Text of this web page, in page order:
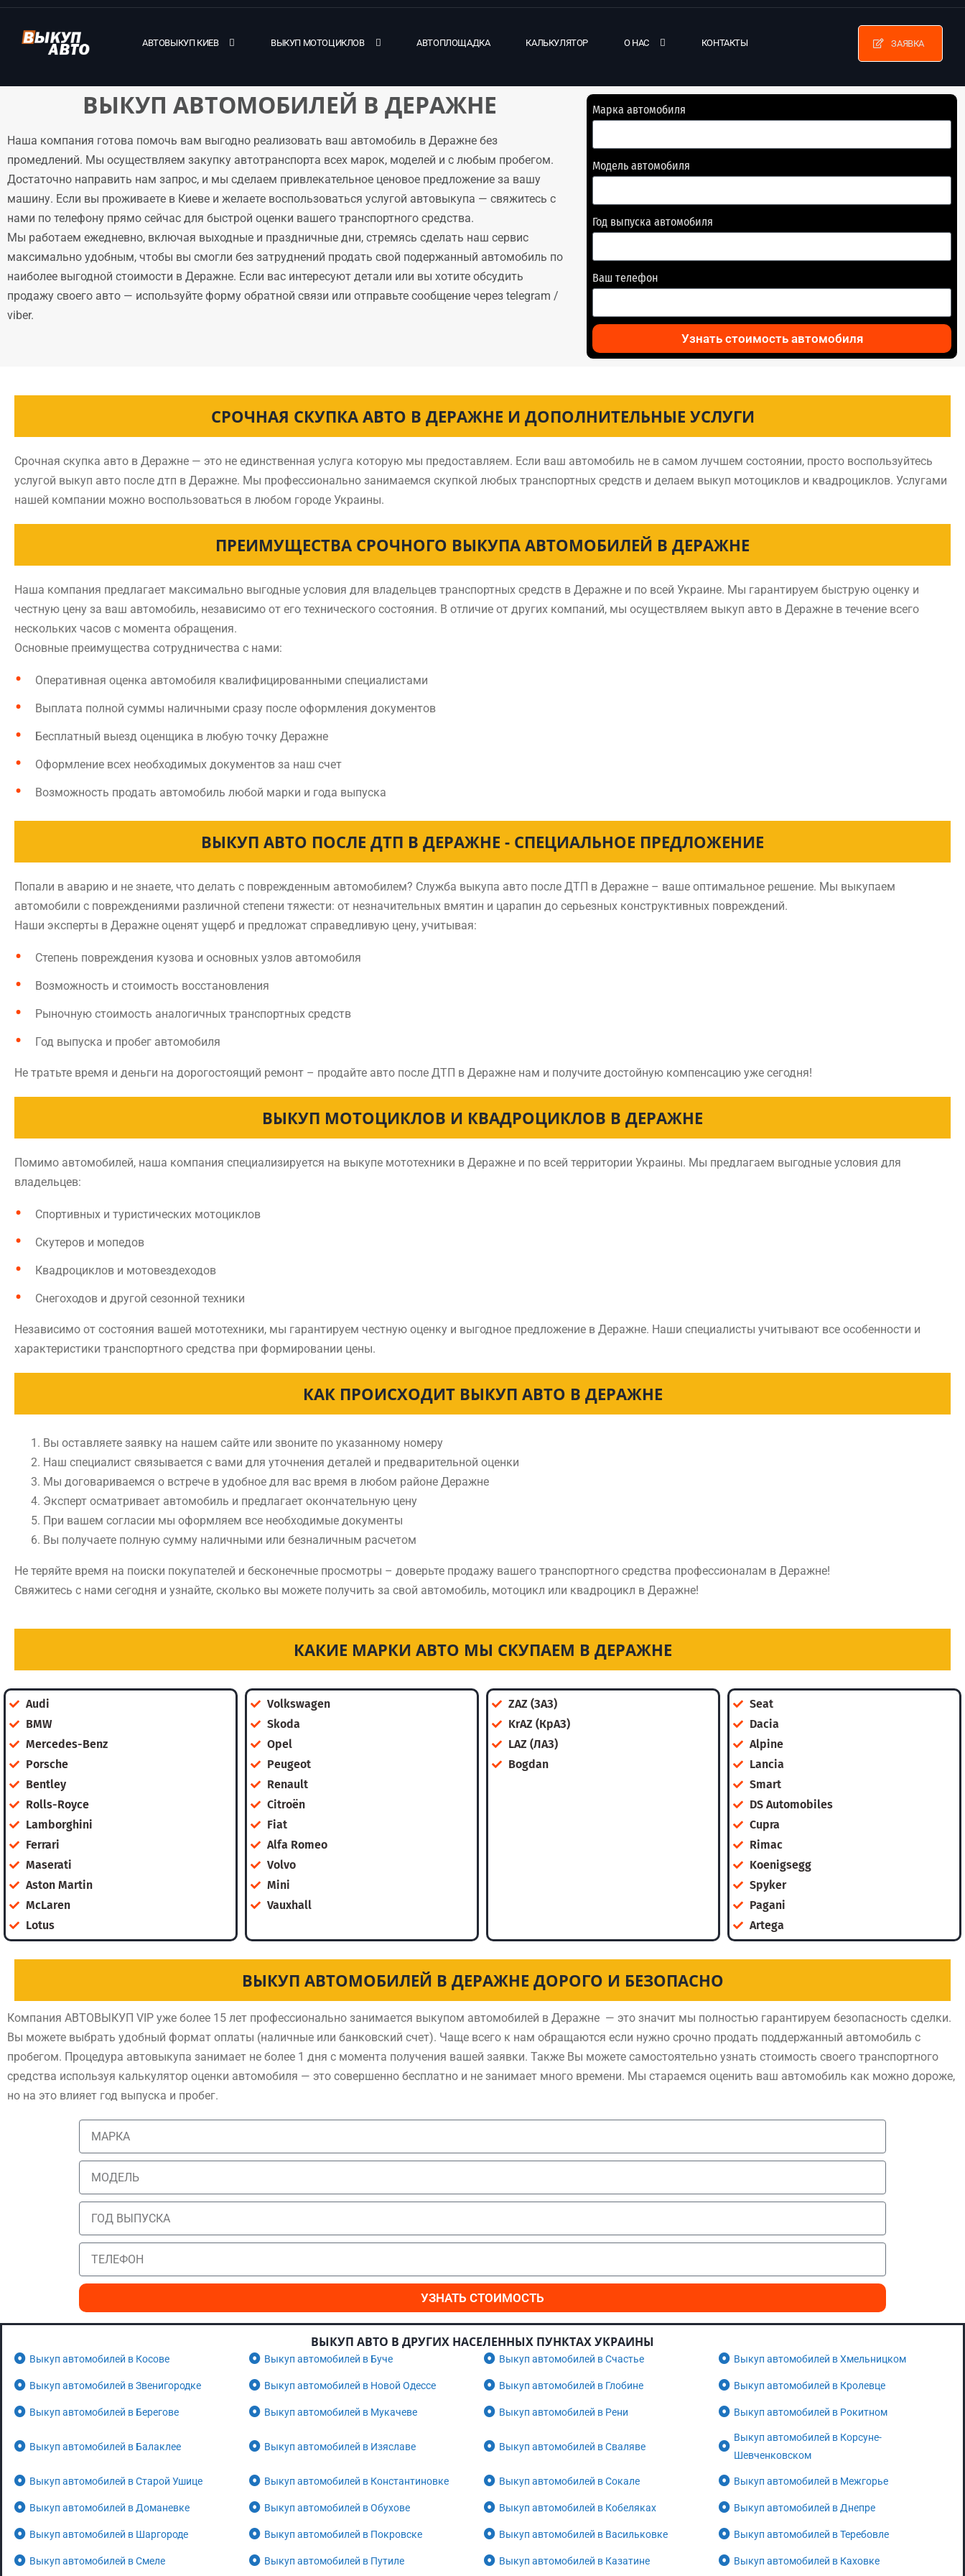
АВТОВЫКУП КИЕВ ВЫКУП МОТОЦИКЛОВ АВТОПЛОЩАДКА КАЛЬКУЛЯТОР О НАС КОНТАКТЫ ЗАЯВКА
ВЫКУП АВТОМОБИЛЕЙ В ДЕРАЖНЕ
Наша компания готова помочь вам выгодно реализовать ваш автомобиль в Деражне без
промедлений. Мы осуществляем закупку автотранспорта всех марок, моделей и с любым пробегом.
Достаточно направить нам запрос, и мы сделаем привлекательное ценовое предложение за вашу
машину. Если вы проживаете в Киеве и желаете воспользоваться услугой автовыкупа — свяжитесь с
нами по телефону прямо сейчас для быстрой оценки вашего транспортного средства.
Мы работаем ежедневно, включая выходные и праздничные дни, стремясь сделать наш сервис
максимально удобным, чтобы вы смогли без затруднений продать свой подержанный автомобиль по
наиболее выгодной стоимости в Деражне. Если вас интересуют детали или вы хотите обсудить
продажу своего авто — используйте форму обратной связи или отправьте сообщение через telegram /
viber.
Марка автомобиля
Модель автомобиля
Год выпуска автомобиля
Ваш телефон
Узнать стоимость автомобиля
СРОЧНАЯ СКУПКА АВТО В ДЕРАЖНЕ И ДОПОЛНИТЕЛЬНЫЕ УСЛУГИ
Срочная скупка авто в Деражне — это не единственная услуга которую мы предоставляем. Если ваш автомобиль не в самом лучшем состоянии, просто воспользуйтесь
услугой выкуп авто после дтп в Деражне. Мы профессионально занимаемся скупкой любых транспортных средств и делаем выкуп мотоциклов и квадроциклов. Услугами
нашей компании можно воспользоваться в любом городе Украины.
ПРЕИМУЩЕСТВА СРОЧНОГО ВЫКУПА АВТОМОБИЛЕЙ В ДЕРАЖНЕ
Наша компания предлагает максимально выгодные условия для владельцев транспортных средств в Деражне и по всей Украине. Мы гарантируем быструю оценку и
честную цену за ваш автомобиль, независимо от его технического состояния. В отличие от других компаний, мы осуществляем выкуп авто в Деражне в течение всего
нескольких часов с момента обращения.
Основные преимущества сотрудничества с нами:
Оперативная оценка автомобиля квалифицированными специалистами
Выплата полной суммы наличными сразу после оформления документов
Бесплатный выезд оценщика в любую точку Деражне
Оформление всех необходимых документов за наш счет
Возможность продать автомобиль любой марки и года выпуска
ВЫКУП АВТО ПОСЛЕ ДТП В ДЕРАЖНЕ - СПЕЦИАЛЬНОЕ ПРЕДЛОЖЕНИЕ
Попали в аварию и не знаете, что делать с поврежденным автомобилем? Служба выкупа авто после ДТП в Деражне – ваше оптимальное решение. Мы выкупаем
автомобили с повреждениями различной степени тяжести: от незначительных вмятин и царапин до серьезных конструктивных повреждений.
Наши эксперты в Деражне оценят ущерб и предложат справедливую цену, учитывая:
Степень повреждения кузова и основных узлов автомобиля
Возможность и стоимость восстановления
Рыночную стоимость аналогичных транспортных средств
Год выпуска и пробег автомобиля
Не тратьте время и деньги на дорогостоящий ремонт – продайте авто после ДТП в Деражне нам и получите достойную компенсацию уже сегодня!
ВЫКУП МОТОЦИКЛОВ И КВАДРОЦИКЛОВ В ДЕРАЖНЕ
Помимо автомобилей, наша компания специализируется на выкупе мототехники в Деражне и по всей территории Украины. Мы предлагаем выгодные условия для
владельцев:
Спортивных и туристических мотоциклов
Скутеров и мопедов
Квадроциклов и мотовездеходов
Снегоходов и другой сезонной техники
Независимо от состояния вашей мототехники, мы гарантируем честную оценку и выгодное предложение в Деражне. Наши специалисты учитывают все особенности и
характеристики транспортного средства при формировании цены.
КАК ПРОИСХОДИТ ВЫКУП АВТО В ДЕРАЖНЕ
Вы оставляете заявку на нашем сайте или звоните по указанному номеру
Наш специалист связывается с вами для уточнения деталей и предварительной оценки
Мы договариваемся о встрече в удобное для вас время в любом районе Деражне
Эксперт осматривает автомобиль и предлагает окончательную цену
При вашем согласии мы оформляем все необходимые документы
Вы получаете полную сумму наличными или безналичным расчетом
Не теряйте время на поиски покупателей и бесконечные просмотры – доверьте продажу вашего транспортного средства профессионалам в Деражне!
Свяжитесь с нами сегодня и узнайте, сколько вы можете получить за свой автомобиль, мотоцикл или квадроцикл в Деражне!
КАКИЕ МАРКИ АВТО МЫ СКУПАЕМ В ДЕРАЖНЕ
Audi
BMW
Mercedes-Benz
Porsche
Bentley
Rolls-Royce
Lamborghini
Ferrari
Maserati
Aston Martin
McLaren
Lotus
Volkswagen
Skoda
Opel
Peugeot
Renault
Citroën
Fiat
Alfa Romeo
Volvo
Mini
Vauxhall
ZAZ (ЗАЗ)
KrAZ (КрАЗ)
LAZ (ЛАЗ)
Bogdan
Seat
Dacia
Alpine
Lancia
Smart
DS Automobiles
Cupra
Rimac
Koenigsegg
Spyker
Pagani
Artega
ВЫКУП АВТОМОБИЛЕЙ В ДЕРАЖНЕ ДОРОГО И БЕЗОПАСНО
Компания АВТОВЫКУП VIP уже более 15 лет профессионально занимается выкупом автомобилей в Деражне — это значит мы полностью гарантируем безопасность сделки.
Вы можете выбрать удобный формат оплаты (наличные или банковский счет). Чаще всего к нам обращаются если нужно срочно продать поддержанный автомобиль с
пробегом. Процедура автовыкупа занимает не более 1 дня с момента получения вашей заявки. Также Вы можете самостоятельно узнать стоимость своего транспортного
средства используя калькулятор оценки автомобиля — это совершенно бесплатно и не занимает много времени. Мы стараемся оценить ваш автомобиль как можно дороже,
но на это влияет год выпуска и пробег.
УЗНАТЬ СТОИМОСТЬ
ВЫКУП АВТО В ДРУГИХ НАСЕЛЕННЫХ ПУНКТАХ УКРАИНЫ
Выкуп автомобилей в Косове Выкуп автомобилей в Буче Выкуп автомобилей в Счастье Выкуп автомобилей в Хмельницком
Выкуп автомобилей в Звенигородке Выкуп автомобилей в Новой Одессе Выкуп автомобилей в Глобине Выкуп автомобилей в Кролевце
Выкуп автомобилей в Берегове Выкуп автомобилей в Мукачеве Выкуп автомобилей в Рени Выкуп автомобилей в Рокитном
Выкуп автомобилей в Балаклее Выкуп автомобилей в Изяславе Выкуп автомобилей в Сваляве
Выкуп автомобилей в Корсуне-
Шевченковском
Выкуп автомобилей в Старой Ушице Выкуп автомобилей в Константиновке Выкуп автомобилей в Сокале Выкуп автомобилей в Межгорье
Выкуп автомобилей в Доманевке Выкуп автомобилей в Обухове Выкуп автомобилей в Кобеляках Выкуп автомобилей в Днепре
Выкуп автомобилей в Шаргороде Выкуп автомобилей в Покровске Выкуп автомобилей в Васильковке Выкуп автомобилей в Теребовле
Выкуп автомобилей в Смеле Выкуп автомобилей в Путиле Выкуп автомобилей в Казатине Выкуп автомобилей в Каховке